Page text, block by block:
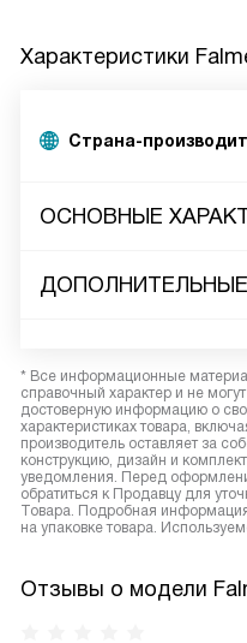
Характеристики
Страна-
ОСНОВНЫЕ
* Все информационные
справочный характер и не
достоверную информацию о
характеристиках товара,
производитель оставляет за
конструкцию, дизайн и
уведомления. Перед
обратиться к Продавцу для
Товара. Подробная информация
на упаковке товара.
Отзывы о модели